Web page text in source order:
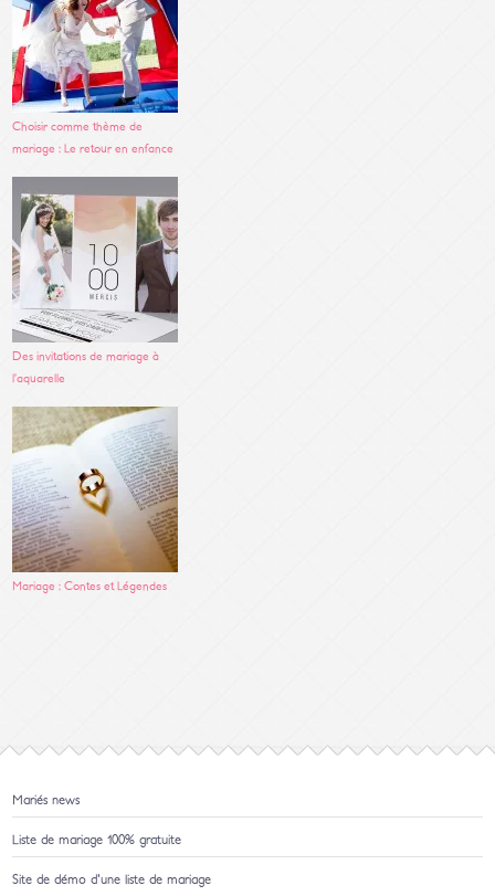
Choisir comme thème de
mariage : Le retour en enfance
Des invitations de mariage à
l’aquarelle
Mariage : Contes et Légendes
Mariés news
Liste de mariage 100% gratuite
Site de démo d'une liste de mariage